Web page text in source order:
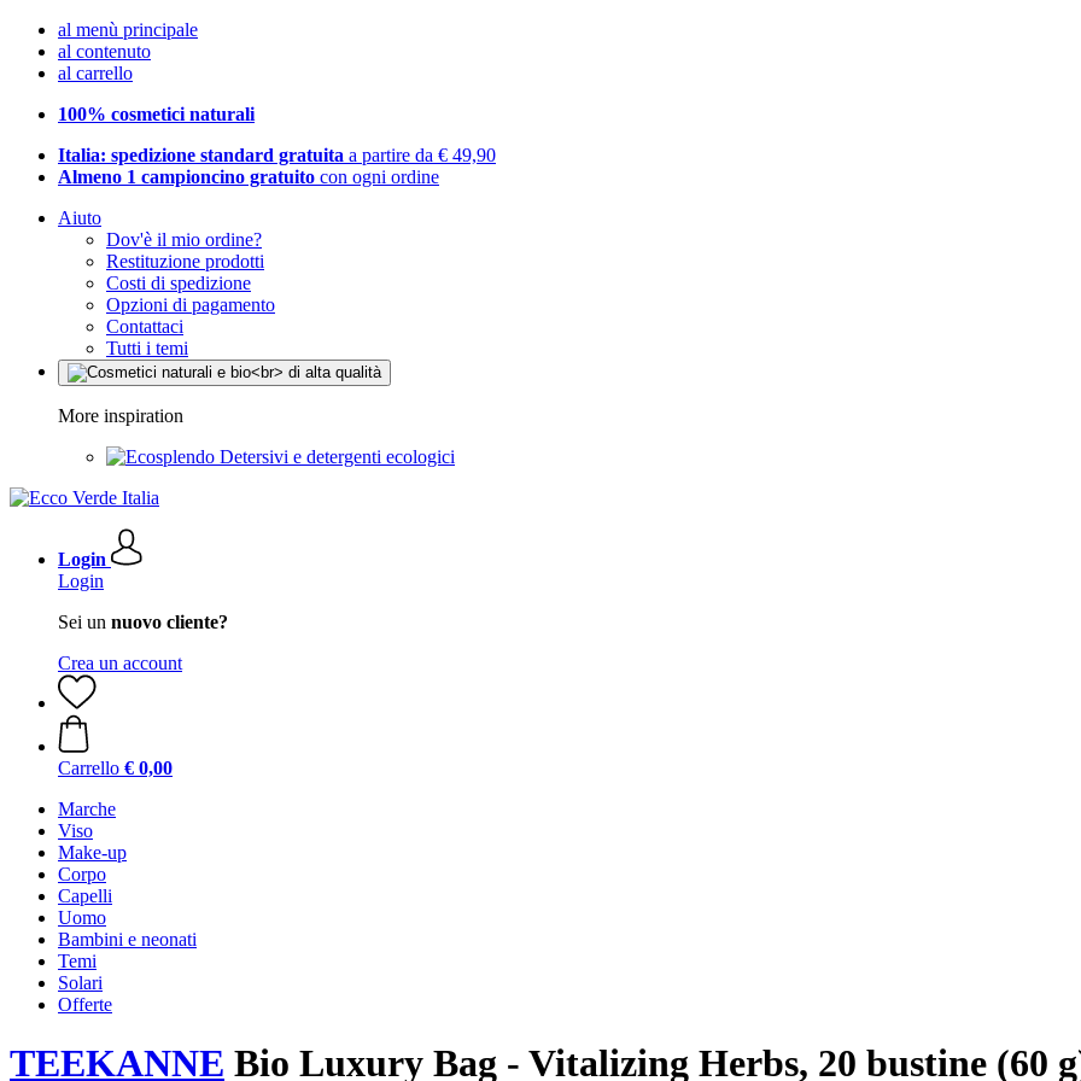
al menù principale
al contenuto
al carrello
100% cosmetici naturali
Italia: spedizione standard gratuita a partire da € 49,90
Almeno 1 campioncino gratuito con ogni ordine
Aiuto
Dov'è il mio ordine?
Restituzione prodotti
Costi di spedizione
Opzioni di pagamento
Contattaci
Tutti i temi
More inspiration
Detersivi e detergenti ecologici
Login
Login
Sei un nuovo cliente?
Crea un account
Carrello € 0,00
Marche
Viso
Make-up
Corpo
Capelli
Uomo
Bambini e neonati
Temi
Solari
Offerte
TEEKANNE Bio Luxury Bag - Vitalizing Herbs, 20 bustine (60